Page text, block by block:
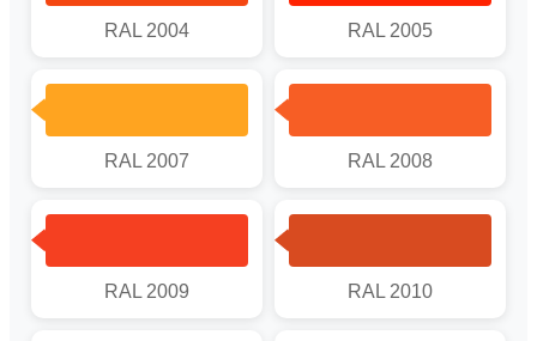
RAL 2004 RAL 2005
RAL 2007 RAL 2008
RAL 2009 RAL 2010